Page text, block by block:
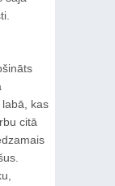
kas
citā